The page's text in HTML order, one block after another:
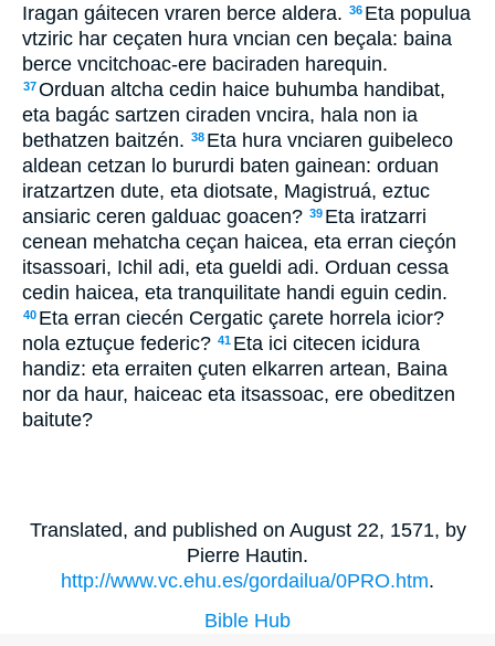
Iragan gáitecen vraren berce aldera. 36 Eta populua
vtziric har ceçaten hura vncian cen beçala: baina
berce vncitchoac-ere baciraden harequin.
37Orduan altcha cedin haice buhumba handibat,
eta bagác sartzen ciraden vncira, hala non ia
bethatzen baitzén. 38 Eta hura vnciaren guibeleco
aldean cetzan lo bururdi baten gainean: orduan
iratzartzen dute, eta diotsate, Magistruá, eztuc
ansiaric ceren galduac goacen? 39 Eta iratzarri
cenean mehatcha ceçan haicea, eta erran cieçón
itsassoari, Ichil adi, eta gueldi adi. Orduan cessa
cedin haicea, eta tranquilitate handi eguin cedin.
40 Eta erran ciecén Cergatic çarete horrela icior?
nola eztuçue federic? 41 Eta ici citecen icidura
handiz: eta erraiten çuten elkarren artean, Baina
nor da haur, haiceac eta itsassoac, ere obeditzen
baitute?
Translated, and published on August 22, 1571, by
Pierre Hautin.
http://www.vc.ehu.es/gordailua/0PRO.htm.
Bible Hub